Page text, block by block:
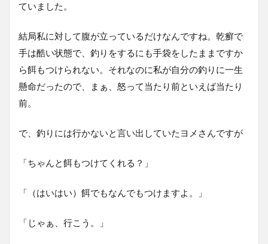
ていました。
結局私に対して腹が立っているだけなんですね。乾癬で
手は酷い状態で、釣りをするにも手袋をしたままですか
ら餌もつけられない。それなのに私が自分の釣りに一生
懸命だったので、まぁ、怒って当たり前といえば当たり
前。
で、釣りには行かないと言い出していたヨメさんですが
「ちゃんと餌もつけてくれる？」
「（はいはい）餌でもなんでもつけますよ。」
「じゃぁ、行こう。」